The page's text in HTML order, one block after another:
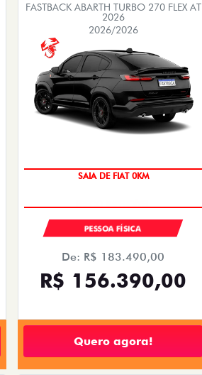
FASTBACK ABARTH TURBO 270 FLEX AT
2026
2026/2026
SAIA DE FIAT 0KM
PESSOA FÍSICA
De: R$ 183.490,00
R$ 156.390,00
Quero agora!